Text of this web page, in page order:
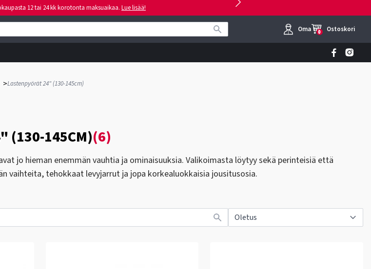
12 tai 24 kk korotonta maksuaikaa. Lue lisää!
Oma tili
0 Ostoskori
>Lastenpyörät 24" (130-145cm)
(130-145CM)(6)
jo hieman enemmän vauhtia ja ominaisuuksia. Valikoimasta löytyy sekä perinteisiä että
vaihteita, tehokkaat levyjarrut ja jopa korkealuokkaisia jousitusosia.